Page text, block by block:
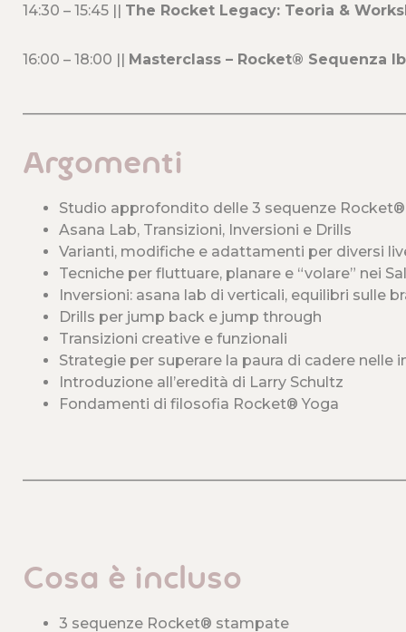
14:30 – 15:45 || The Rocket Legacy: Teoria &
16:00 – 18:00 || Masterclass – Rocket® Sequenza
Argomenti
Studio approfondito delle 3 sequenze Rocket®
Asana Lab, Transizioni, Inversioni e Drills
Varianti, modifiche e adattamenti per diversi
Tecniche per fluttuare, planare e “volare” nei
Inversioni: asana lab di verticali, equilibri sulle
Drills per jump back e jump through
Transizioni creative e funzionali
Strategie per superare la paura di cadere nelle
Introduzione all’eredità di Larry Schultz
Fondamenti di filosofia Rocket® Yoga
Cosa è incluso
3 sequenze Rocket® stampate